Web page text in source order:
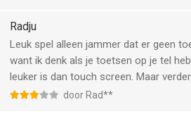
het opgezocht en ik vind het een
Radju
Leuk spel alleen jammer dat er geen
want ik denk als je toetsen op je tel
leuker is dan touch screen. Maar
door Rad**